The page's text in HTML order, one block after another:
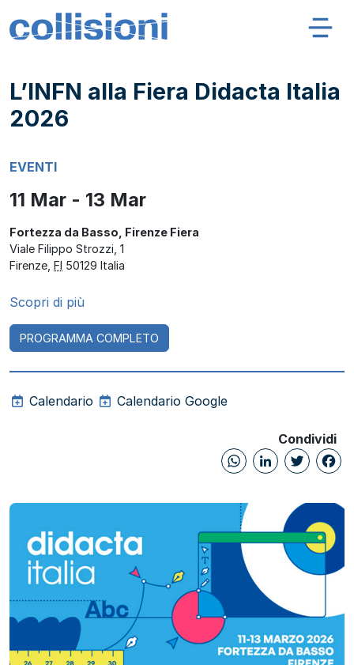
Salta al contenuto
Navigazione principale
L’INFN alla Fiera Didacta Italia
2026
EVENTI
11 Mar - 13 Mar
Fortezza da Basso, Firenze Fiera
Viale Filippo Strozzi, 1
Firenze FI 50129 Italia
Scopri di più
PROGRAMMA COMPLETO
Calendario Calendario Google
Condividi